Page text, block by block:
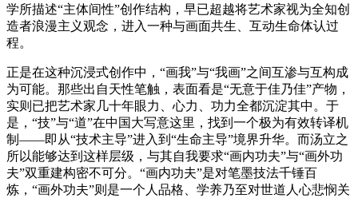
学所描述“主体间性”创作结构，早已超越将艺术家视为全知创
造者浪漫主义观念，进入一种与画面共生、互动生命体认过
程。
正是在这种沉浸式创作中，“画我”与“我画”之间互渗与互构成
为可能。那些出自天性笔触，表面看是“无意于佳乃佳”产物，
实则已把艺术家几十年眼力、心力、功力全都沉淀其中。于
是，“技”与“道”在中国大写意这里，找到一个极为有效转译机
制——即从“技术主导”进入到“生命主导”境界升华。而汤立之
所以能够达到这样层级，与其自我要求“画内功夫”与“画外功
夫”双重建构密不可分。“画内功夫”是对笔墨技法千锤百
炼，“画外功夫”则是一个人品格、学养乃至对世道人心悲悯关